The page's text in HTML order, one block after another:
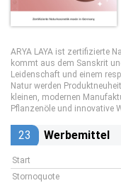
ARYA LAYA ist zertifizierte
kommt aus dem Sanskrit
Leidenschaft und einem
Natur werden
kleinen, modernen
Pflanzenöle und innovative
23 Werbemittel
Start
Stornoquote